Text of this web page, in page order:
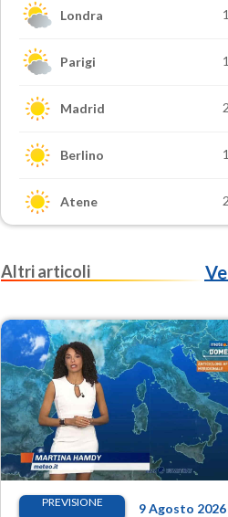
Londra
Parigi
Madrid
Berlino
Atene
Altri articoli
PREVISIONE 9 Agosto 2026